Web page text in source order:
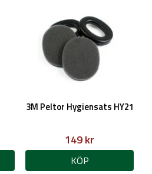
3M Peltor Hygiensats HY21
149 kr
KÖP